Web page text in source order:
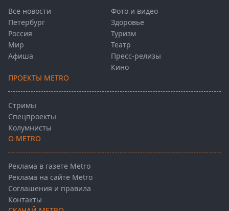
Все новости
Петербург
Россия
Мир
Афиша
Фото и видео
Здоровье
Туризм
Театр
Пресс-релизы
Кино
ПРОЕКТЫ METRO
Стримы
Спецпроекты
Колумнисты
О METRO
Реклама в газете Metro
Реклама на сайте Metro
Соглашения и правила
Контакты